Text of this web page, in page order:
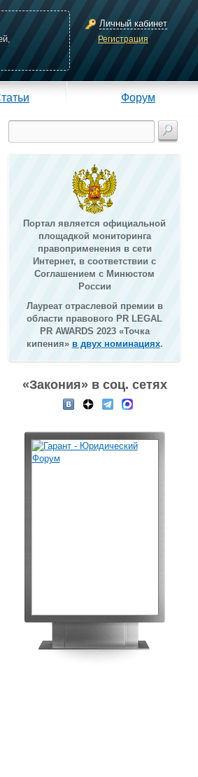
Личный кабинет
Регистрация
Форум
Портал является официальной
площадкой мониторинга
правоприменения в сети
Интернет, в соответствии с
Соглашением с Минюстом
России
Лауреат отраслевой премии в
области правового PR LEGAL
PR AWARDS 2023 «Точка
кипения» в двух номинациях.
«Закония» в соц. сетях